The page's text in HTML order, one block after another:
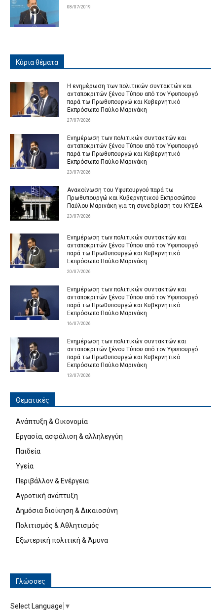
08/07/2019
Κύρια θέματα
Η ενημέρωση των πολιτικών συντακτών και
ανταποκριτών ξένου Τύπου από τον Υφυπουργό
παρά τω Πρωθυπουργώ και Κυβερνητικό
Εκπρόσωπο Παύλο Μαρινάκη
27/07/2026
Ενημέρωση των πολιτικών συντακτών και
ανταποκριτών ξένου Τύπου από τον Υφυπουργό
παρά τω Πρωθυπουργώ και Κυβερνητικό
Εκπρόσωπο Παύλο Μαρινάκη
23/07/2026
Ανακοίνωση του Υφυπουργού παρά τω
Πρωθυπουργώ και Κυβερνητικού Εκπροσώπου
Παύλου Μαρινάκη για τη συνεδρίαση του ΚΥΣΕΑ
23/07/2026
Ενημέρωση των πολιτικών συντακτών και
ανταποκριτών ξένου Τύπου από τον Υφυπουργό
παρά τω Πρωθυπουργώ και Κυβερνητικό
Εκπρόσωπο Παύλο Μαρινάκη
20/07/2026
Ενημέρωση των πολιτικών συντακτών και
ανταποκριτών ξένου Τύπου από τον Υφυπουργό
παρά τω Πρωθυπουργώ και Κυβερνητικό
Εκπρόσωπο Παύλο Μαρινάκη
16/07/2026
Ενημέρωση των πολιτικών συντακτών και
ανταποκριτών ξένου Τύπου από τον Υφυπουργό
παρά τω Πρωθυπουργώ και Κυβερνητικό
Εκπρόσωπο Παύλο Μαρινάκη
13/07/2026
Θεματικές
Ανάπτυξη & Οικονομία
Εργασία, ασφάλιση & αλληλεγγύη
Παιδεία
Υγεία
Περιβάλλον & Ενέργεια
Αγροτική ανάπτυξη
Δημόσια διοίκηση & Δικαιοσύνη
Πολιτισμός & Αθλητισμός
Εξωτερική πολιτική & Άμυνα
Γλώσσες
Select Language ▼